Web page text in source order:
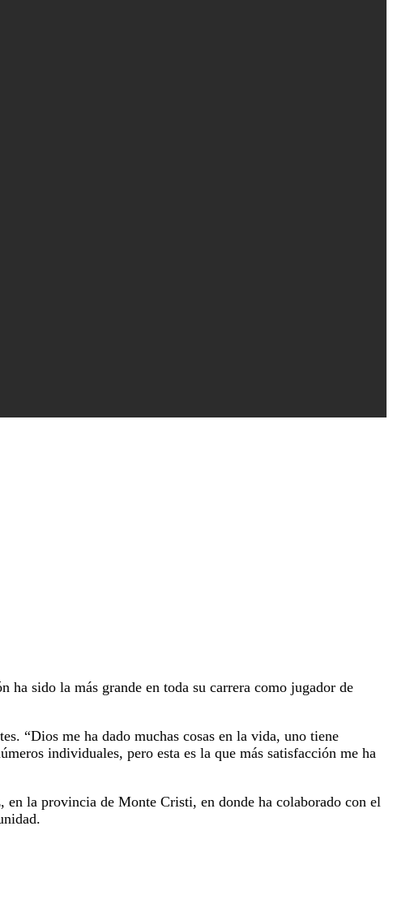
sido la más grande en toda su carrera como jugador de
“Dios me ha dado muchas cosas en la vida, uno tiene
individuales, pero esta es la que más satisfacción me ha
la provincia de Monte Cristi, en donde ha colaborado con el